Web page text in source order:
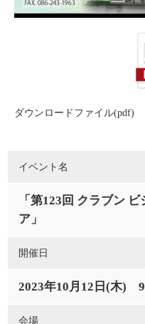
ダウンロードファイル(pdf)
イベント名
「第123回 クラブン
ア」
開催日
2023年10月12日(木)
会場